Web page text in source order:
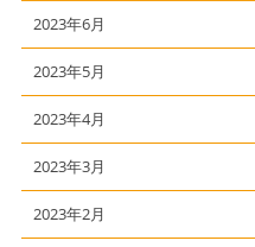
2023年6月
2023年5月
2023年4月
2023年3月
2023年2月